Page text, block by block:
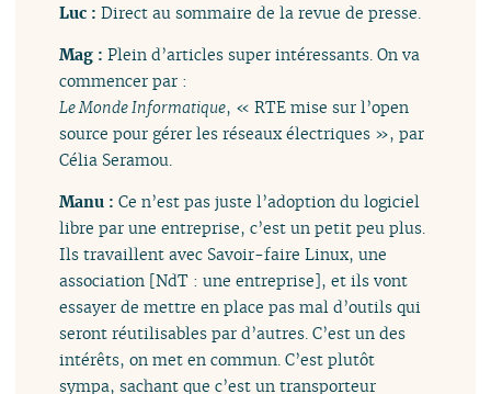
Luc :Direct au sommaire de la revue de presse.
Mag :Plein d’articles super intéressants. On va
commencer par :
Le Monde Informatique, « RTE mise sur l’open
source pour gérer les réseaux électriques », par
Célia Seramou.
Manu :Ce n’est pas juste l’adoption du logiciel
libre par une entreprise, c’est un petit peu plus.
Ils travaillent avec Savoir-faire Linux, une
association [NdT : une entreprise], et ils vont
essayer de mettre en place pas mal d’outils qui
seront réutilisables par d’autres. C’est un des
intérêts, on met en commun. C’est plutôt
sympa, sachant que c’est un transporteur